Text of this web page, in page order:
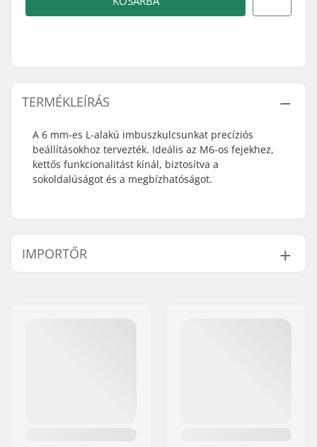
TERMÉKLEÍRÁS
A 6 mm-es L-alakú imbuszkulcsunkat precíziós
beállításokhoz tervezték. Ideális az M6-os fejekhez,
kettős funkcionalitást kínál, biztosítva a
sokoldalúságot és a megbízhatóságot.
IMPORTŐR